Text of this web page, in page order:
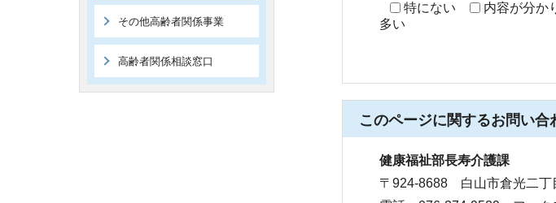
特にない
内容が分か
多い
このページに関するお問い合
健康福祉部長寿介護課
〒924-8688 白山市倉光二丁
その他高齢者関係事業
高齢者関係相談窓口